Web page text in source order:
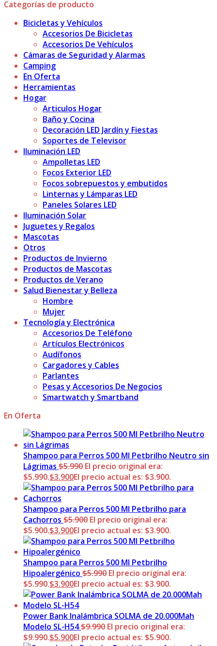
Categorías de producto
Bicicletas y Vehículos
Accesorios De Bicicletas
Accesorios De Vehículos
Cámaras de Seguridad y Alarmas
Camping
En Oferta
Herramientas
Hogar
Articulos Hogar
Baño y Cocina
Decoración LED Jardín y Fiestas
Soportes de Televisor
Iluminación LED
Ampolletas LED
Focos Exterior LED
Focos sobrepuestos y embutidos
Linternas y Lámparas LED
Paneles Solares LED
Iluminación Solar
Juguetes y Regalos
Mascotas
Otros
Productos de Invierno
Productos de Mascotas
Productos de Verano
Salud Bienestar y Belleza
Hombre
Mujer
Tecnología y Electrónica
Accesorios De Teléfono
Artículos Electrónicos
Audífonos
Cargadores y Cables
Parlantes
Pesas y Accesorios De Negocios
Smartwatch y Smartband
En Oferta
Shampoo para Perros 500 Ml Petbrilho Neutro sin
Lágrimas $5.990 El precio original era:
$5.990.$3.900El precio actual es: $3.900.
Shampoo para Perros 500 Ml Petbrilho para
Cachorros $5.900 El precio original era:
$5.900.$3.900El precio actual es: $3.900.
Shampoo para Perros 500 Ml Petbrilho
Hipoalergénico $5.990 El precio original era:
$5.990.$3.900El precio actual es: $3.900.
Power Bank Inalámbrica SOLMA de 20.000Mah
Modelo SL-H54$9.990 El precio original era:
$9.990.$5.900El precio actual es: $5.900.